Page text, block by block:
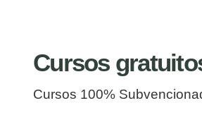
Cursos
Cursos 100%